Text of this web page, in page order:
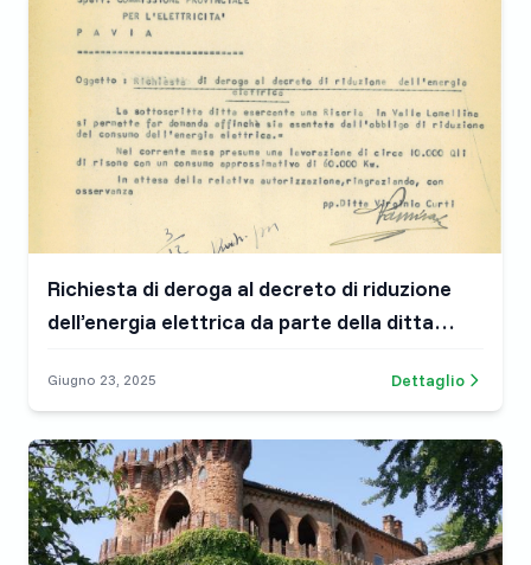
Richiesta di deroga al decreto di riduzione
dell’energia elettrica da parte della ditta
Giugno 23, 2025 Dettaglio